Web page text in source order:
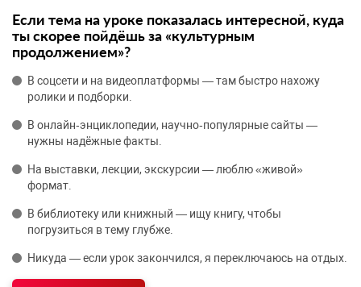
Если тема на уроке показалась интересной, куда
ты скорее пойдёшь за «культурным
продолжением»?
В соцсети и на видеоплатформы — там быстро нахожу
ролики и подборки.
В онлайн‑энциклопедии, научно‑популярные сайты —
нужны надёжные факты.
На выставки, лекции, экскурсии — люблю «живой»
формат.
В библиотеку или книжный — ищу книгу, чтобы
погрузиться в тему глубже.
Никуда — если урок закончился, я переключаюсь на отдых.